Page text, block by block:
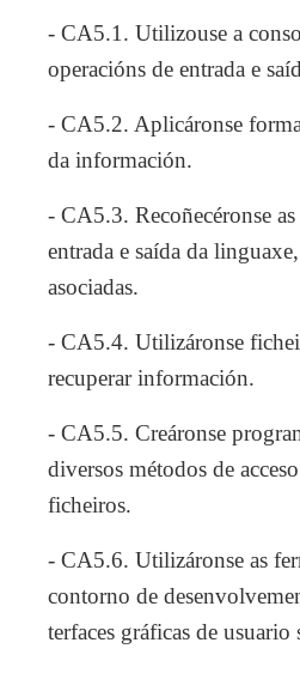
- CA5.1. Utilizouse a
operacións de entrada e
- CA5.2. Aplicáronse
da información.
- CA5.3. Recoñecéronse
entrada e saída da
asociadas.
- CA5.4. Utilizáronse
recuperar información.
- CA5.5. Creáronse
diversos métodos de
ficheiros.
- CA5.6. Utilizáronse as
contorno de
terfaces gráficas de usuario